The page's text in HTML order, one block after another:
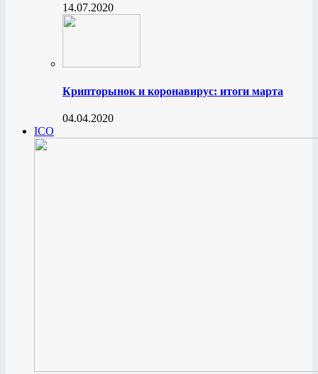
14.07.2020
Крипторынок и коронавирус: итоги марта
04.04.2020
ICO